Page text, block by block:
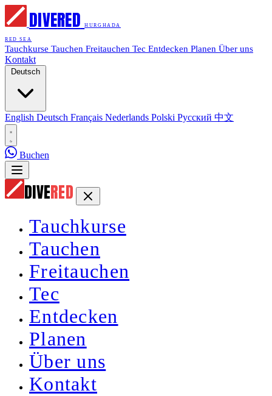
DIVERED HURGHADA
RED SEA
Tauchkurse Tauchen Freitauchen Tec Entdecken Planen Über uns
Kontakt
Deutsch
English Deutsch Français Nederlands Polski Русский 中文
Buchen
DIVERED
Tauchkurse
Tauchen
Freitauchen
Tec
Entdecken
Planen
Über uns
Kontakt